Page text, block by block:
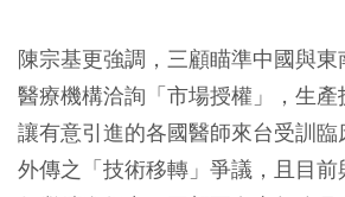
陳宗基更強調，三顧瞄準中國與
醫療機構洽詢「市場授權」，生產
讓有意引進的各國醫師來台受訓
外傳之「技術移轉」爭議，且目前